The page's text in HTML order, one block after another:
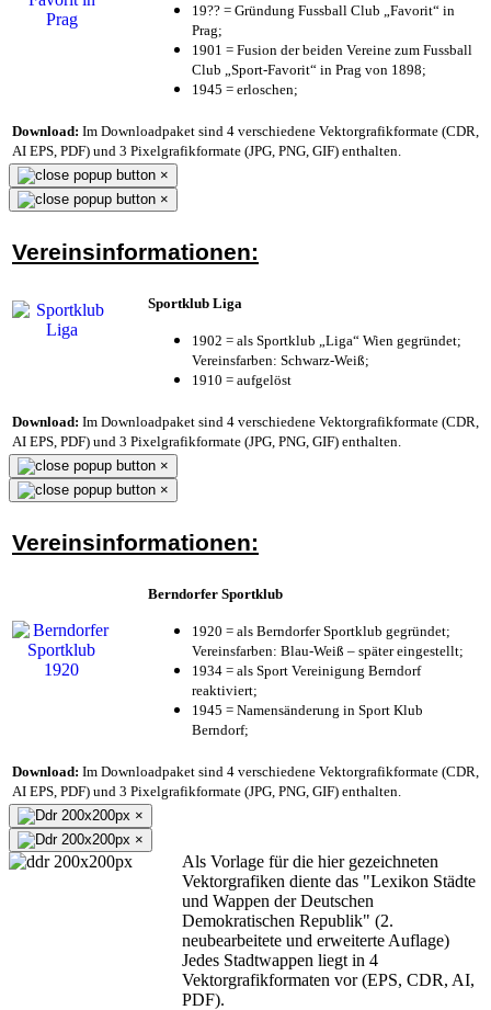
19?? = Gründung Fussball Club „Favorit“ in
Prag;
1901 = Fusion der beiden Vereine zum Fussball
Club „Sport-Favorit“ in Prag von 1898;
1945 = erloschen;
Download: Im Downloadpaket sind 4 verschiedene Vektorgrafikformate (CDR,
AI EPS, PDF) und 3 Pixelgrafikformate (JPG, PNG, GIF) enthalten.
×
×
Vereinsinformationen:
Sportklub Liga
1902 = als Sportklub „Liga“ Wien gegründet;
Vereinsfarben: Schwarz-Weiß;
1910 = aufgelöst
Download: Im Downloadpaket sind 4 verschiedene Vektorgrafikformate (CDR,
AI EPS, PDF) und 3 Pixelgrafikformate (JPG, PNG, GIF) enthalten.
×
×
Vereinsinformationen:
Berndorfer Sportklub
1920 = als Berndorfer Sportklub gegründet;
Vereinsfarben: Blau-Weiß – später eingestellt;
1934 = als Sport Vereinigung Berndorf
reaktiviert;
1945 = Namensänderung in Sport Klub
Berndorf;
Download: Im Downloadpaket sind 4 verschiedene Vektorgrafikformate (CDR,
AI EPS, PDF) und 3 Pixelgrafikformate (JPG, PNG, GIF) enthalten.
×
×
Als Vorlage für die hier gezeichneten
Vektorgrafiken diente das "Lexikon Städte
und Wappen der Deutschen
Demokratischen Republik" (2.
neubearbeitete und erweiterte Auflage)
Jedes Stadtwappen liegt in 4
Vektorgrafikformaten vor (EPS, CDR, AI,
PDF).